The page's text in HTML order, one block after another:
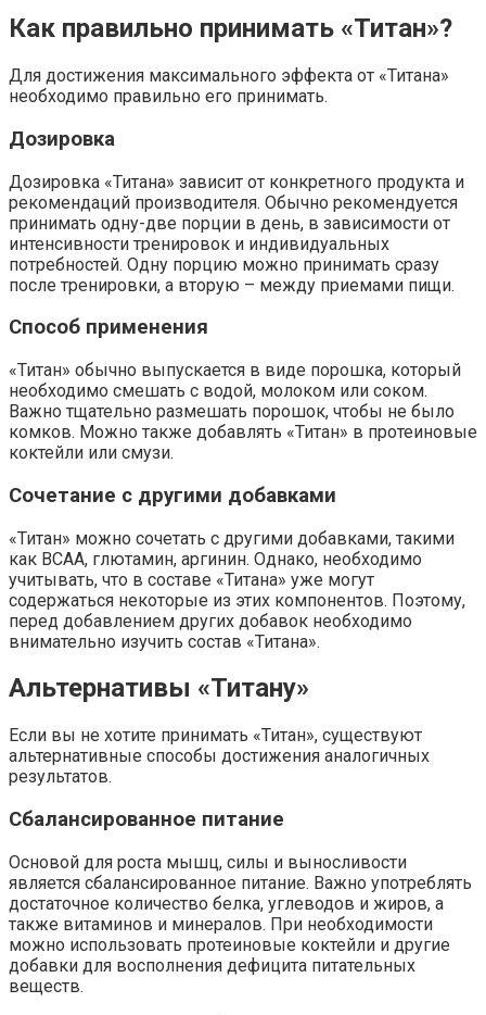
Как правильно принимать «Титан»?
Для достижения максимального эффекта от «Титана»
необходимо правильно его принимать.
Дозировка
Дозировка «Титана» зависит от конкретного продукта и
рекомендаций производителя. Обычно рекомендуется
принимать одну-две порции в день, в зависимости от
интенсивности тренировок и индивидуальных
потребностей. Одну порцию можно принимать сразу
после тренировки, а вторую – между приемами пищи.
Способ применения
«Титан» обычно выпускается в виде порошка, который
необходимо смешать с водой, молоком или соком.
Важно тщательно размешать порошок, чтобы не было
комков. Можно также добавлять «Титан» в протеиновые
коктейли или смузи.
Сочетание с другими добавками
«Титан» можно сочетать с другими добавками, такими
как BCAA, глютамин, аргинин. Однако, необходимо
учитывать, что в составе «Титана» уже могут
содержаться некоторые из этих компонентов. Поэтому,
перед добавлением других добавок необходимо
внимательно изучить состав «Титана».
Альтернативы «Титану»
Если вы не хотите принимать «Титан», существуют
альтернативные способы достижения аналогичных
результатов.
Сбалансированное питание
Основой для роста мышц, силы и выносливости
является сбалансированное питание. Важно употреблять
достаточное количество белка, углеводов и жиров, а
также витаминов и минералов. При необходимости
можно использовать протеиновые коктейли и другие
добавки для восполнения дефицита питательных
веществ.